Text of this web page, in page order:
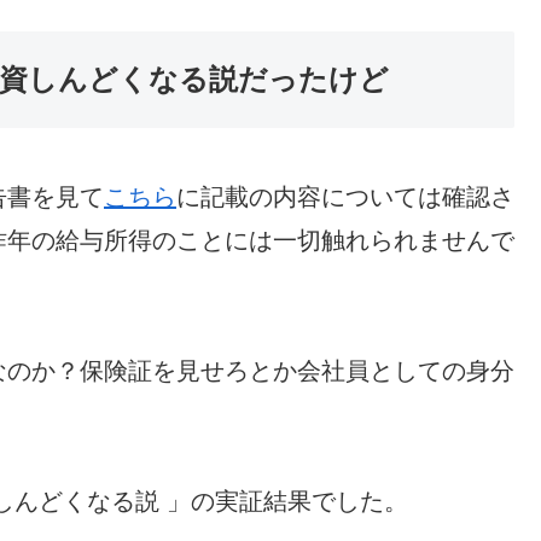
しんどくなる説だったけど
を見てこちら に記載の内容については確認さ
の給与所得のことには一切触れられませんで
か？保険証を見せろとか会社員としての身分
どくなる説 」の実証結果でした。